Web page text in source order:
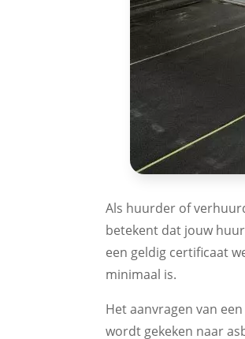
Als huurder of
betekent dat jouw
een geldig certificaat
minimaal is.
Het aanvragen van
wordt gekeken naar